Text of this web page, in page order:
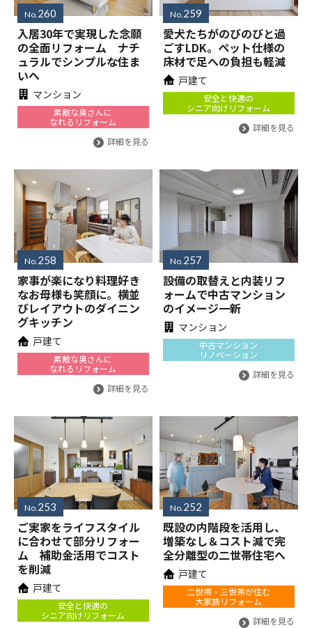
No. 260
入居30年で実現した念願
の全面リフォーム ナチ
ュラルでシンプルな住ま
いへ
マンション
素敵な奥さんに
なれるリフォーム
詳細を見る
No. 259
愛犬たちがのびのびと過
ごすLDK。ペット仕様の
床材で足への負担も軽減
戸建て
安全と快適の
シニア向けリフォーム
詳細を見る
No.258
家事が楽になり料理好き
なお母様も笑顔に。横並
びレイアウトのダイニン
グキッチン
戸建て
素敵な奥さんに
なれるリフォーム
詳細を見る
No.257
設備の取替えと内装リフ
ォームで中古マンション
のイメージ一新
マンション
中古マンション
リノベーション
詳細を見る
No.253
ご実家をライフスタイル
に合わせて部分リフォー
ム 補助金活用でコスト
を削減
戸建て
安全と快適の
シニア向けリフォーム
No.252
既設の内階段を活用し、
増築なし＆コスト減で完
全分離型の二世帯住宅へ
戸建て
二世帯・三世帯が住む
大家族リフォーム
詳細を見る